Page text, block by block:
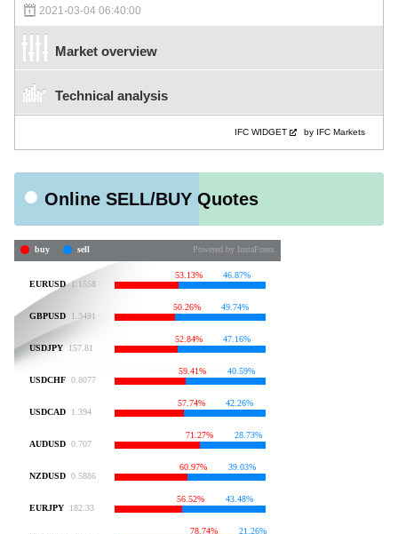
2021-03-04 06:40:00
Market overview
Technical analysis
IFC WIDGET by IFC Markets
Online SELL/BUY Quotes